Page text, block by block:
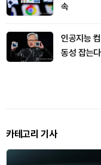
속
인공지능
동성 잡는다
카테고리 기사